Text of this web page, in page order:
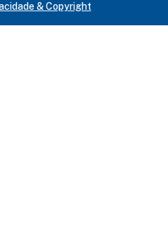
& Copyright